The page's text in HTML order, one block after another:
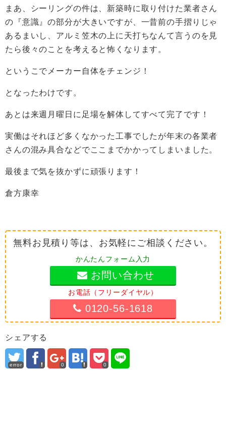
まあ、シーリングの件は、新築時に取り付けた業者さん
の『意識』の部分が大きいですが、一昔前の手摺りじゃ
あるまいし、アルミ笠木の上に天打ちなんて言うのを見
たら後々のことを考えると怖くなります。
というこでメーカー自体をチェンジ！
となったわけです。
あとは来週月曜日に足場を解体してすべて完了です！
実働はそれほど多くなかった工事でしたが年末の各業者
さんの混み具合などでここまでかかってしまいました。
最後まで気を抜かずに頑張ります！
倉方康幸
無料お見積り等は、お気軽にご相談ください。
かんたんフォーム入力
お問い合わせ
お電話（フリーダイヤル）
0120-56-1618
シェアする
error 0 0